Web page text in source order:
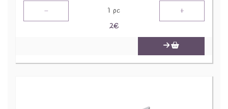
- 1 pc +
2€